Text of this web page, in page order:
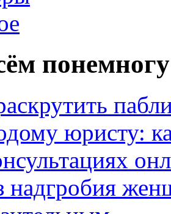
понемногу
юристу:
надгробия